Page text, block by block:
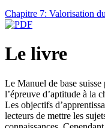
Chapitre 7: Valorisation
Le livre
Le Manuel de base suisse
l’épreuve d’aptitude à la
Les objectifs
lecteurs de mettre les